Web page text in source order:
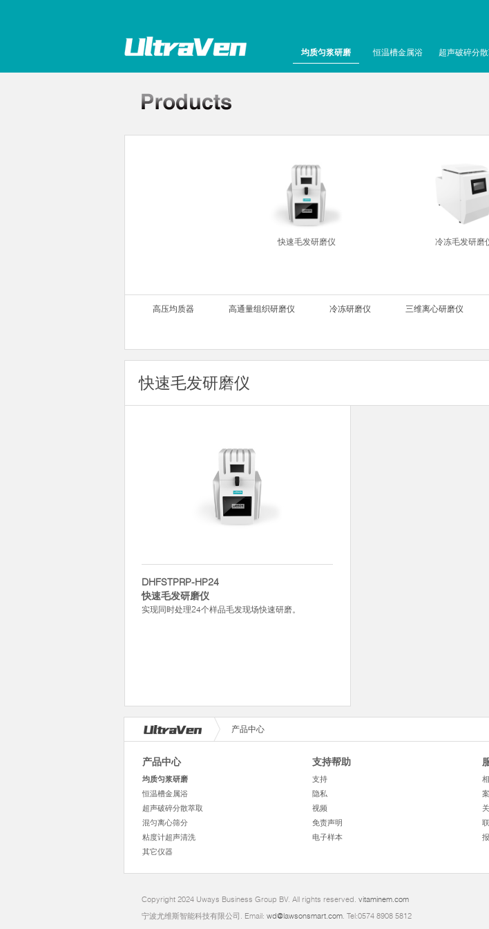
均质匀浆研磨 恒温槽金属浴 超声破碎分
快速毛发研磨仪 冷冻毛发研磨
高压均质器 高通量组织研磨仪 冷冻研磨仪 三维离心研磨仪
快速毛发研磨仪
DHFSTPRP-HP24
快速毛发研磨仪
实现同时处理24个样品毛发现场快速研磨。
产品中心
产品中心
均质匀浆研磨
恒温槽金属浴
超声破碎分散萃取
混匀离心筛分
粘度计超声清洗
其它仪器
支持帮助
支持
隐私
视频
免责声明
电子样本
Copyright 2024 Uways Business Group BV. All rights reserved. vitaminem.com
宁波尤维斯智能科技有限公司. Email: wd@lawsonsmart.com. Tel:0574 8908 5812